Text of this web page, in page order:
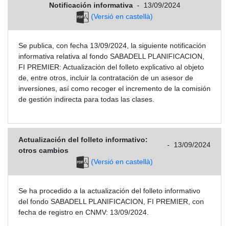
Notificación informativa -
13/09/2024
(Versió en castellà)
Se publica, con fecha 13/09/2024, la siguiente notificación
informativa relativa al fondo SABADELL PLANIFICACION,
FI PREMIER: Actualización del folleto explicativo al objeto
de, entre otros, incluir la contratación de un asesor de
inversiones, así como recoger el incremento de la comisión
de gestión indirecta para todas las clases.
Actualización del folleto informativo:
otros cambios
- 13/09/2024
(Versió en castellà)
Se ha procedido a la actualización del folleto informativo
del fondo SABADELL PLANIFICACION, FI PREMIER, con
fecha de registro en CNMV: 13/09/2024.